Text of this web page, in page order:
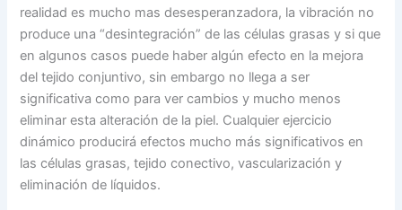
realidad es mucho mas desesperanzadora, la vibración no
produce una “desintegración” de las células grasas y si que
en algunos casos puede haber algún efecto en la mejora
del tejido conjuntivo, sin embargo no llega a ser
significativa como para ver cambios y mucho menos
eliminar esta alteración de la piel. Cualquier ejercicio
dinámico producirá efectos mucho más significativos en
las células grasas, tejido conectivo, vascularización y
eliminación de líquidos.